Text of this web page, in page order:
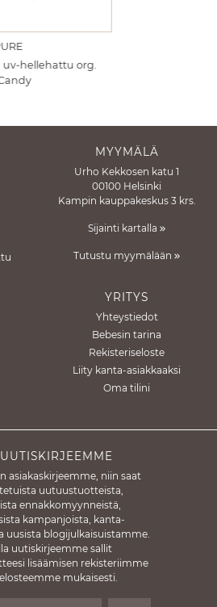
uv-hellehattu org.
MYYMÄLÄ
Urho Kekkosen katu 1
00100 Helsinki
Kampin kauppakeskus 3 krs.
Sijainti kartalla
Tutustu myymälään
YRITYS
Yhteystiedot
Bebesin tarina
Rekisteriseloste
Liity kanta-asiakkaaksi
Oma tilini
asiakaskirjeemme, niin saat
uutuustuotteista,
ennakkomyynneistä,
kampanjoista, kanta-
uusista blogijulkaisuistamme.
uutiskirjeemme sallit
lisäämisen rekisteriimme
mukaisesti.